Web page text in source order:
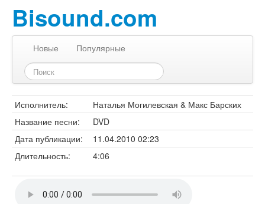
Bisound.com
Новые Популярные
Исполнитель:
Наталья Могилевская & Макс Барских
Название песни:
DVD
Дата публикации:
11.04.2010 02:23
Длительность:
4:06